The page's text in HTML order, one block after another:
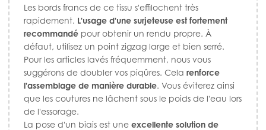
Les bords francs de ce tissu s'effilochent très
rapidement. L'usage d'une surjeteuse est fortement
recommandé pour obtenir un rendu propre. À
défaut, utilisez un point zigzag large et bien serré.
Pour les articles lavés fréquemment, nous vous
suggérons de doubler vos piqûres. Cela renforce
l'assemblage de manière durable. Vous éviterez ainsi
que les coutures ne lâchent sous le poids de l'eau lors
de l'essorage.
La pose d'un biais est une excellente solution de